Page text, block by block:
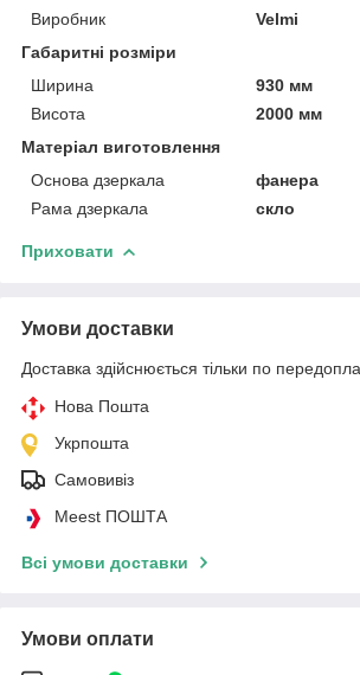
Виробник
Velmi
Габаритні розміри
Ширина
930 мм
Висота
2000 мм
Матеріал виготовлення
Основа дзеркала
фанера
Рама дзеркала
скло
Приховати
Умови доставки
Доставка здійснюється тільки по
Нова Пошта
Укрпошта
Самовивіз
Meest ПОШТА
Всі умови доставки
Умови оплати